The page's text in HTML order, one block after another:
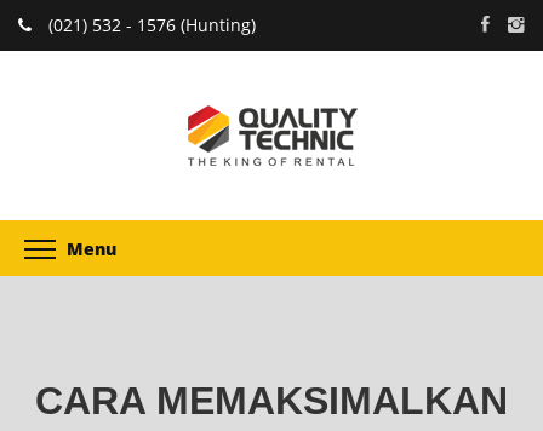
(021) 532 - 1576 (Hunting)
Menu
CARA MEMAKSIMALKAN